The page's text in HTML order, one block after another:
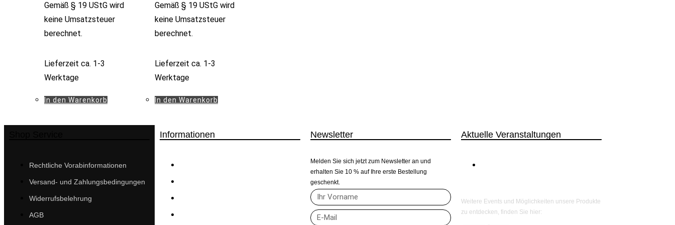
Gemäß § 19 UStG wird
keine Umsatzsteuer
berechnet.
Lieferzeit ca. 1-3
Werktage
In den Warenkorb
Gemäß § 19 UStG wird
keine Umsatzsteuer
berechnet.
Lieferzeit ca. 1-3
Werktage
In den Warenkorb
Rechtliche Vorabinformationen
Versand- und Zahlungsbedingungen
Widerrufsbelehrung
AGB
Informationen Newsletter
Melden Sie sich jetzt zum Newsletter an und
erhalten Sie 10 % auf Ihre erste Bestellung
geschenkt.
Aktuelle Veranstaltungen
Weitere Events und Möglichkeiten unsere Produkte
zu entdecken, finden Sie hier: